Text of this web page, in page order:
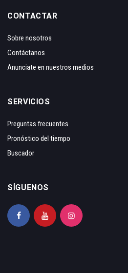
CONTACTAR
Sobre nosotros
Contáctanos
Anunciate en nuestros medios
SERVICIOS
Preguntas frecuentes
Pronóstico del tiempo
Buscador
SÍGUENOS